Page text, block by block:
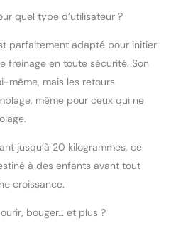
procure beaucoup de
conduite et les deux
freins adhérents (avant :
frein en V, arrière : frein
à rétropédalage)
nécessaire
DÉVELOPPEMENT SAIN :
La selle et le guidon
sont conçus de manière
ergonomique pour que
toujours une posture
quel type d’utilisateur ?
parfaitement adapté pour initier
freinage en toute sécurité. Son
même, mais les retours
même pour ceux qui ne
jusqu’à 20 kilogrammes, ce
à des enfants avant tout
croissance.
bouger… et plus ?